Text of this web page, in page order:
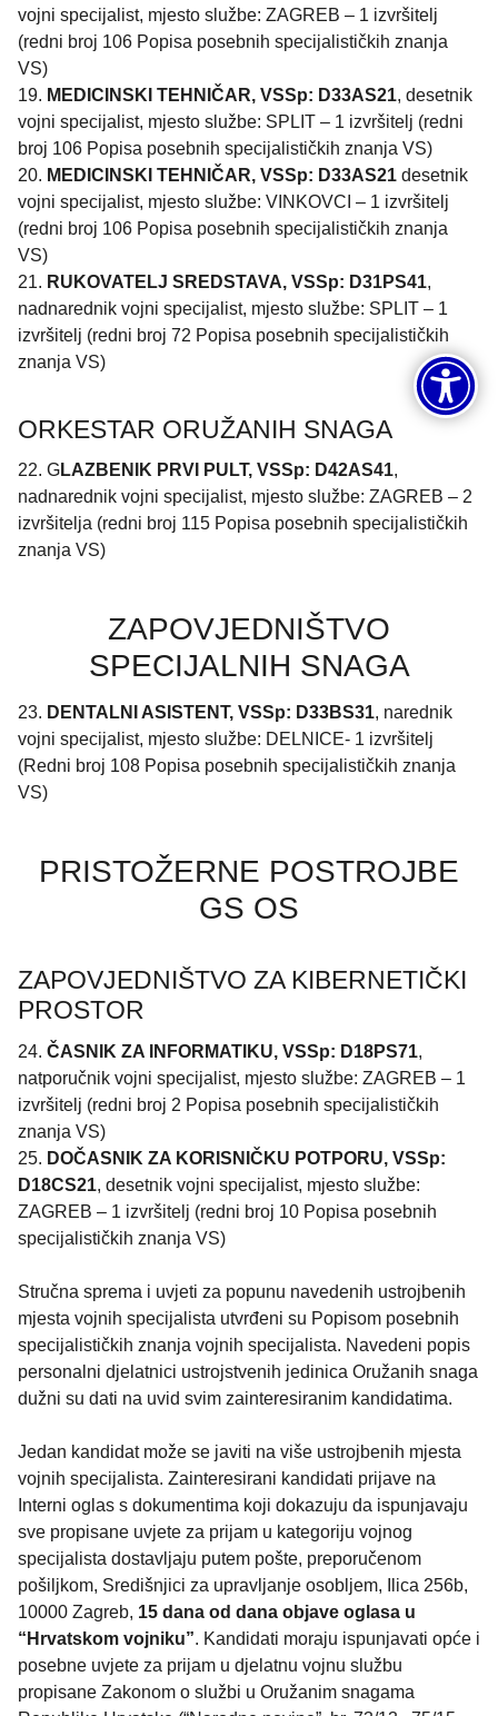
vojni specijalist, mjesto službe: ZAGREB – 1 izvršitelj
(redni broj 106 Popisa posebnih specijalističkih znanja
VS)
19. MEDICINSKI TEHNIČAR, VSSp: D33AS21, desetnik
vojni specijalist, mjesto službe: SPLIT – 1 izvršitelj (redni
broj 106 Popisa posebnih specijalističkih znanja VS)
20. MEDICINSKI TEHNIČAR, VSSp: D33AS21 desetnik
vojni specijalist, mjesto službe: VINKOVCI – 1 izvršitelj
(redni broj 106 Popisa posebnih specijalističkih znanja
VS)
21. RUKOVATELJ SREDSTAVA, VSSp: D31PS41,
nadnarednik vojni specijalist, mjesto službe: SPLIT – 1
izvršitelj (redni broj 72 Popisa posebnih specijalističkih
znanja VS)
ORKESTAR ORUŽANIH SNAGA
22. GLAZBENIK PRVI PULT, VSSp: D42AS41,
nadnarednik vojni specijalist, mjesto službe: ZAGREB – 2
izvršitelja (redni broj 115 Popisa posebnih specijalističkih
znanja VS)
ZAPOVJEDNIŠTVO
SPECIJALNIH SNAGA
23. DENTALNI ASISTENT, VSSp: D33BS31, narednik
vojni specijalist, mjesto službe: DELNICE- 1 izvršitelj
(Redni broj 108 Popisa posebnih specijalističkih znanja
VS)
PRISTOŽERNE POSTROJBE
GS OS
ZAPOVJEDNIŠTVO ZA KIBERNETIČKI
PROSTOR
24. ČASNIK ZA INFORMATIKU, VSSp: D18PS71,
natporučnik vojni specijalist, mjesto službe: ZAGREB – 1
izvršitelj (redni broj 2 Popisa posebnih specijalističkih
znanja VS)
25. DOČASNIK ZA KORISNIČKU POTPORU, VSSp:
D18CS21, desetnik vojni specijalist, mjesto službe:
ZAGREB – 1 izvršitelj (redni broj 10 Popisa posebnih
specijalističkih znanja VS)
Stručna sprema i uvjeti za popunu navedenih ustrojbenih
mjesta vojnih specijalista utvrđeni su Popisom posebnih
specijalističkih znanja vojnih specijalista. Navedeni popis
personalni djelatnici ustrojstvenih jedinica Oružanih snaga
dužni su dati na uvid svim zainteresiranim kandidatima.
Jedan kandidat može se javiti na više ustrojbenih mjesta
vojnih specijalista. Zainteresirani kandidati prijave na
Interni oglas s dokumentima koji dokazuju da ispunjavaju
sve propisane uvjete za prijam u kategoriju vojnog
specijalista dostavljaju putem pošte, preporučenom
pošiljkom, Središnjici za upravljanje osobljem, Ilica 256b,
10000 Zagreb, 15 dana od dana objave oglasa u
“Hrvatskom vojniku”. Kandidati moraju ispunjavati opće i
posebne uvjete za prijam u djelatnu vojnu službu
propisane Zakonom o službi u Oružanim snagama